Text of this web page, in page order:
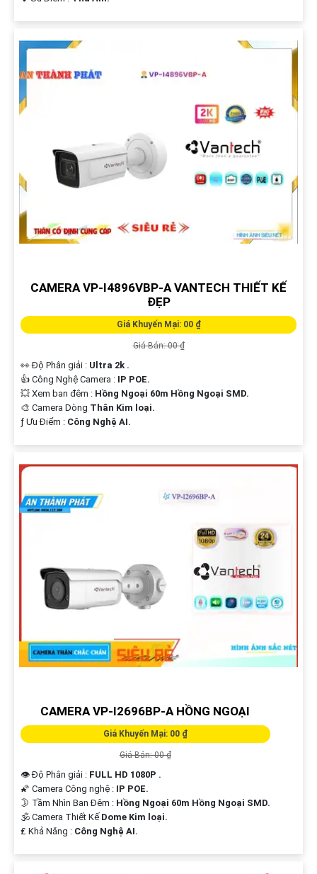
CAMERA VP-I4896VBP-A VANTECH THIẾT KẾ
ĐẸP
Giá Khuyến Mại: 00 ₫
Giá Bán: 00 ₫
👀 Độ Phân giải : Ultra 2k .
👍 Công Nghệ Camera : IP POE.
💥 Xem ban đêm : Hồng Ngoại 60m Hồng Ngoại SMD.
🎨 Camera Dòng Thân Kim loại.
️ƒ Ưu Điểm : Công Nghệ AI.
CAMERA VP-I2696BP-A HỒNG NGOẠI
Giá Khuyến Mại: 00 ₫
Giá Bán: 00 ₫
👁 Độ Phân giải : FULL HD 1080P .
🌠 Camera Công nghệ : IP POE.
🌛 Tầm Nhìn Ban Đêm : Hồng Ngoại 60m Hồng Ngoại SMD.
🕉️ Camera Thiết Kế Dome Kim loại.
️₤ Khả Năng : Công Nghệ AI.